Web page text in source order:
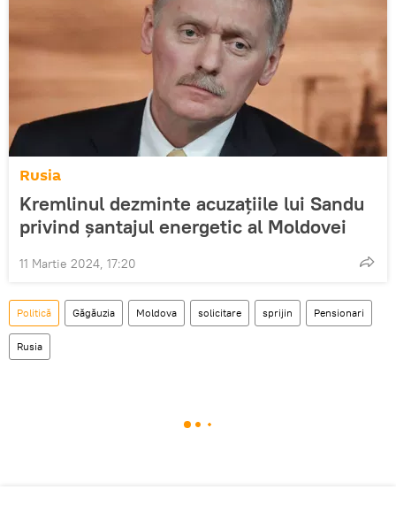
Rusia
Kremlinul dezminte acuzațiile lui Sandu
privind șantajul energetic al Moldovei
11 Martie 2024, 17:20
Politică Găgăuzia Moldova solicitare sprijin Pensionari
Rusia